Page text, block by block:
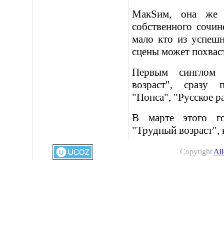
МакSим, она же
собственного
мало кто из
сцены может
Первым
возраст", сразу
"Попса", "Русское
В марте этого
"Трудный возраст",
Copyright